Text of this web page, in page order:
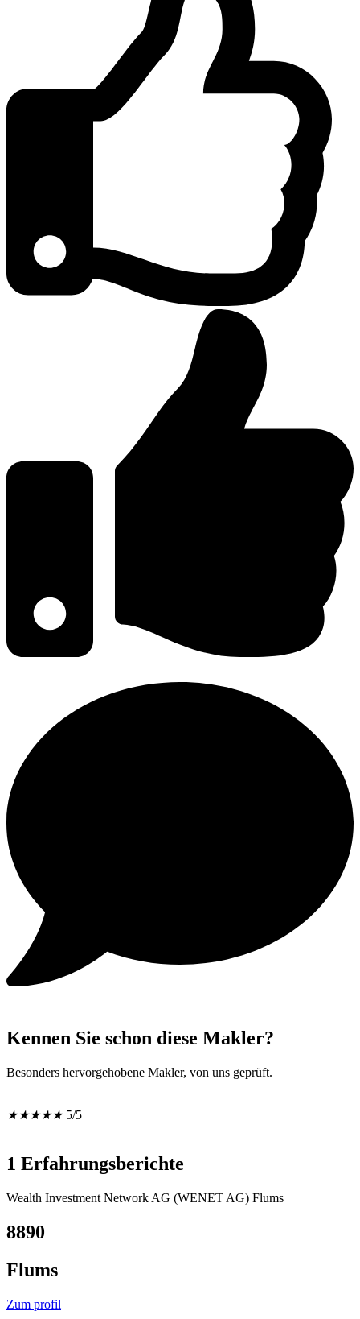
Kennen Sie schon diese Makler?
Besonders hervorgehobene Makler, von uns geprüft.
★★★★★ 5/5
1 Erfahrungsberichte
Wealth Investment Network AG (WENET AG) Flums
8890
Flums
Zum profil